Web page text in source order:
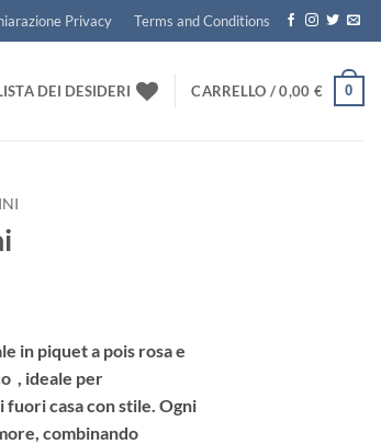
Privacy Terms and Conditions
DEI DESIDERI CARRELLO /0,00 € 0
in piquet a pois rosa e
, ideale per
fuori casa con stile. Ogni
combinando